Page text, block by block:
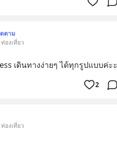
ตาม
องเที่ยว
เดินทางง่ายๆ ได้ทุกรูปแบบค่ะะ
2
องเที่ยว